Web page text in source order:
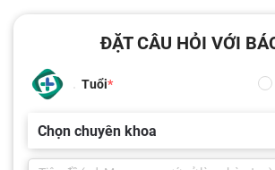
ĐẶT CÂU HỎI VỚI
Tuổi
Chọn chuyên khoa